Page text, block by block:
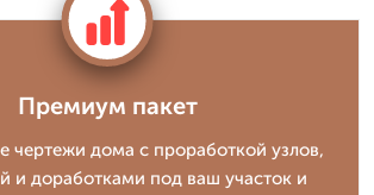
Премиум пакет
чертежи дома с проработкой узлов,
и доработками под ваш участок и